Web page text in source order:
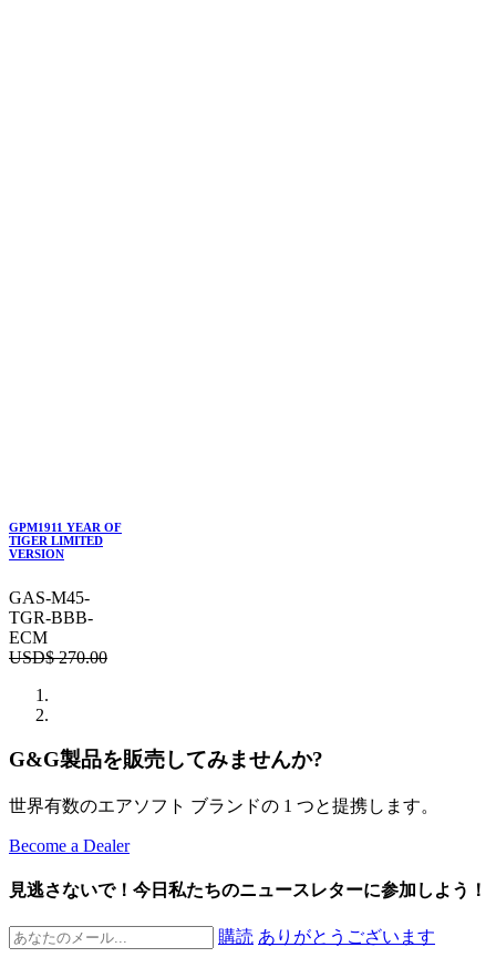
GPM1911 YEAR OF
TIGER LIMITED
VERSION
GAS-M45-
TGR-BBB-
ECM
USD$270.00
G&G製品を販売してみませんか?
世界有数のエアソフト ブランドの 1 つと提携します。
Become a Dealer
見逃さないで！今日私たちのニュースレターに参加しよう！
購読 ありがとうございます